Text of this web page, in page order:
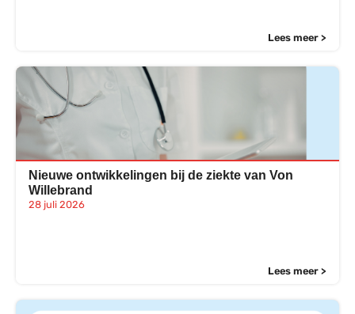
Lees meer >
Nieuwe ontwikkelingen bij de ziekte van Von
Willebrand
28 juli 2026
Lees meer >